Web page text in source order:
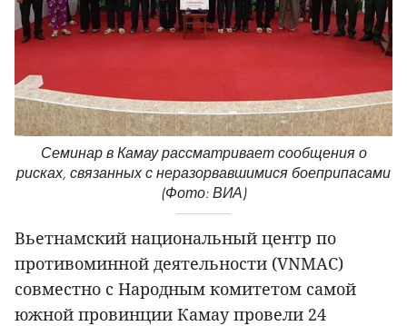
Семинар в Камау рассматривает сообщения о
рисках, связанных с неразорвавшимися боеприпасами
(Фото: ВИА)
Вьетнамский национальный центр по
противоминной деятельности (VNMAC)
совместно с Народным комитетом самой
южной провинции Камау провели 24